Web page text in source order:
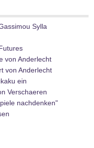
Sylla
von Anderlecht
von Anderlecht
ein
Verschaeren
nachdenken"